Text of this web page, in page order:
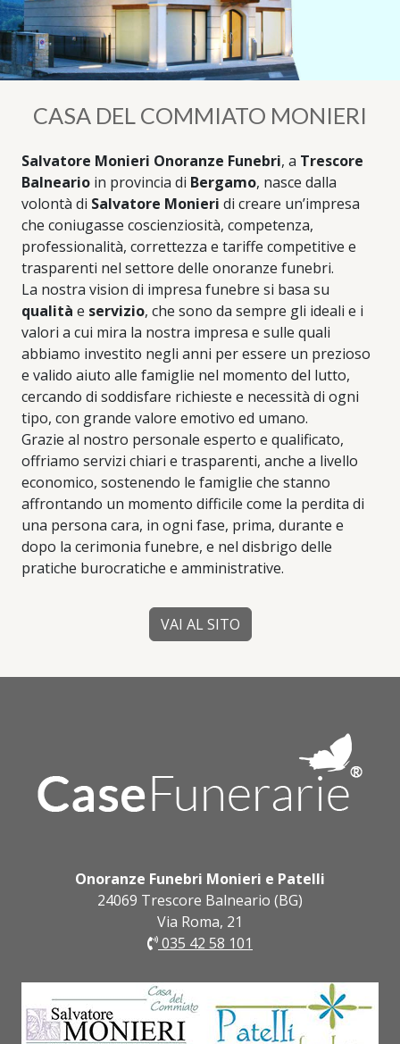
CASA DEL COMMIATO MONIERI
Salvatore Monieri Onoranze Funebri, a Trescore
Balneario in provincia di Bergamo, nasce dalla
volontà di Salvatore Monieri di creare un’impresa
che coniugasse coscienziosità, competenza,
professionalità, correttezza e tariffe competitive e
trasparenti nel settore delle onoranze funebri.
La nostra vision di impresa funebre si basa su
qualità e servizio, che sono da sempre gli ideali e i
valori a cui mira la nostra impresa e sulle quali
abbiamo investito negli anni per essere un prezioso
e valido aiuto alle famiglie nel momento del lutto,
cercando di soddisfare richieste e necessità di ogni
tipo, con grande valore emotivo ed umano.
Grazie al nostro personale esperto e qualificato,
offriamo servizi chiari e trasparenti, anche a livello
economico, sostenendo le famiglie che stanno
affrontando un momento difficile come la perdita di
una persona cara, in ogni fase, prima, durante e
dopo la cerimonia funebre, e nel disbrigo delle
pratiche burocratiche e amministrative.
VAI AL SITO
Onoranze Funebri Monieri e Patelli
24069 Trescore Balneario (BG)
Via Roma, 21
035 42 58 101